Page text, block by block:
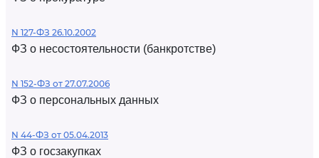
N 127-ФЗ 26.10.2002
ФЗ о несостоятельности (банкротстве)
N 152-ФЗ от 27.07.2006
ФЗ о персональных данных
N 44-ФЗ от 05.04.2013
ФЗ о госзакупках